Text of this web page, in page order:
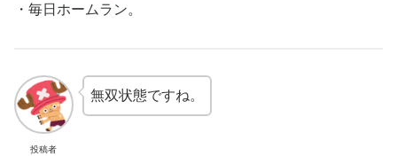
・毎日ホームラン。
投稿者
無双状態ですね。